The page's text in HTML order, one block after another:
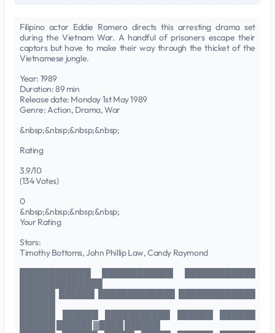
Filipino actor Eddie Romero directs this arresting drama set
during the Vietnam War. A handful of prisoners escape their
captors but have to make their way through the thicket of the
Vietnamese jungle.
Year: 1989
Duration: 89 min
Release date: Monday 1st May 1989
Genre: Action, Drama, War
&nbsp;&nbsp;&nbsp;&nbsp;
Rating
3.9/10
(134 Votes)
0
&nbsp;&nbsp;&nbsp;&nbsp;
Your Rating
Stars:
Timothy Bottoms, John Phillip Law, Candy Raymond
██████ ██████ ▓████ ██████